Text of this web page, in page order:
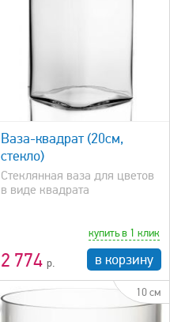
Ваза-квадрат (20см,
стекло)
Стеклянная ваза для цветов
в виде квадрата
2 774
купить в 1 клик
в корзину
10 см